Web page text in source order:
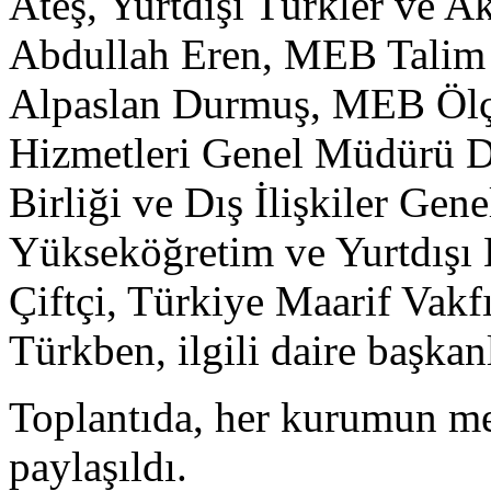
Abdullah Eren, MEB
Alpaslan Durmuş, MEB
Hizmetleri Genel Müdürü
Birliği ve Dış İlişkiler
Yükseköğretim ve
Çiftçi, Türkiye Maarif
Türkben, ilgili daire
Toplantıda, her kurumun
paylaşıldı.